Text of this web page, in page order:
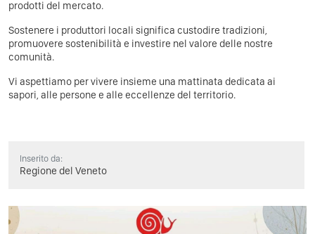
prodotti del mercato.
Sostenere i produttori locali significa custodire tradizioni,
promuovere sostenibilità e investire nel valore delle nostre
comunità.
Vi aspettiamo per vivere insieme una mattinata dedicata ai
sapori, alle persone e alle eccellenze del territorio.
Inserito da:
Regione del Veneto